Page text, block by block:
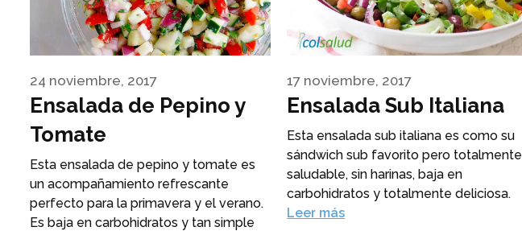
Ensalada de Pepino y
Tomate
24 noviembre, 2017
Esta ensalada de pepino y tomate es
un acompañamiento refrescante
perfecto para la primavera y el verano.
Es baja en carbohidratos y tan simple
Ensalada Sub Italiana
17 noviembre, 2017
Esta ensalada sub italiana es como su
sándwich sub favorito pero totalmente
saludable, sin harinas, baja en
carbohidratos y totalmente deliciosa.
Leer más